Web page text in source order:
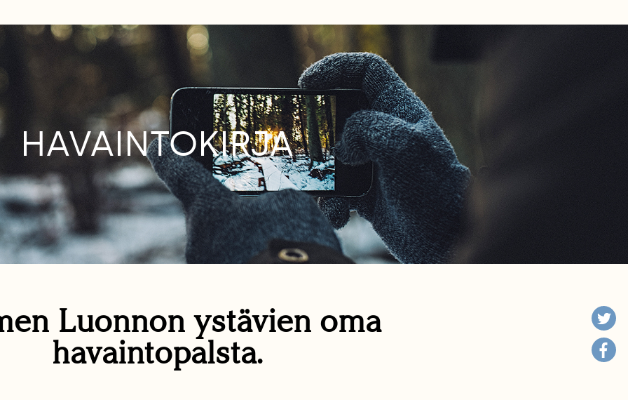
HAVAINTOKIRJA
Luonnon ystävien oma
havaintopalsta.